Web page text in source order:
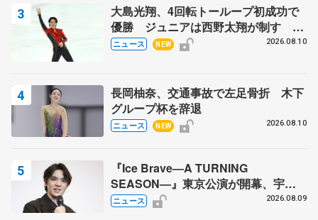
大島光翔、4回転トーループ初成功で
優勝 ジュニアは西野太翔が制す 関
東サマートロフィー最終日
ニュース NEW 2026.08.10
長岡柚奈、交通事故で左足骨折 木下
グループ杯を辞退
ニュース NEW 2026.08.10
『Ice Brave―A TURNING
SEASON―』東京公演が開幕、宇野
昌磨の『Ice Brave』にかける思いを
ニュース 2026.08.09